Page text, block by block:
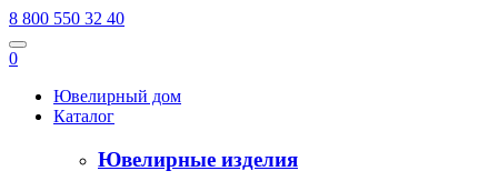
8 800 550 32 40
0
Ювелирный дом
Каталог
Ювелирные изделия